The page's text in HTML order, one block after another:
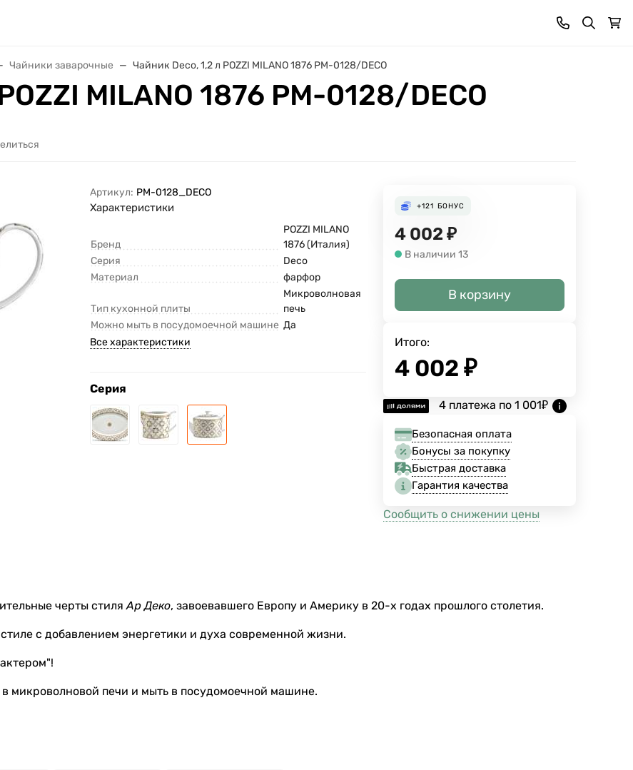
Чайники заварочные Чайник Deco, 1,2 л POZZI MILANO 1876 PM-0128/DECO
MILANO 1876 PM-0128/DECO
Артикул: PM-0128_DECO
Характеристики
Бренд
POZZI MILANO
1876 (Италия)
Серия
Deco
Материал
фарфор
Тип кухонной плиты
Микроволновая
печь
Можно мыть в посудомоечной машине Да
Все характеристики
Серия
+121 БОНУС
4 002₽
В наличии 13
В корзину
Итого:
4 002 ₽
4 платежа по1 001₽
Безопасная оплата
Бонусы за покупку
Быстрая доставка
Гарантия качества
Сообщить о снижении цены
черты стиля Ар Деко, завоевавшего Европу и Америку в 20-х годах прошлого столетия.
с добавлением энергетики и духа современной жизни.
микроволновой печи и мыть в посудомоечной машине.